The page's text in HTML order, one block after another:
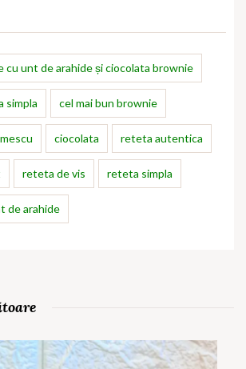
cu unt de arahide și ciocolata brownie
simpla cel mai bun brownie
ciocolata reteta autentica
reteta de vis reteta simpla
de arahide